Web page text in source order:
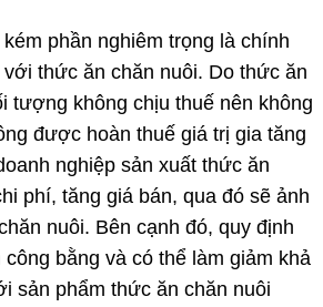
phần nghiêm trọng là chính
thức ăn chăn nuôi. Do thức ăn
tượng không chịu thuế nên không
được hoàn thuế giá trị gia tăng
nghiệp sản xuất thức ăn
phí, tăng giá bán, qua đó sẽ ảnh
nuôi. Bên cạnh đó, quy định
bằng và có thể làm giảm khả
sản phẩm thức ăn chăn nuôi